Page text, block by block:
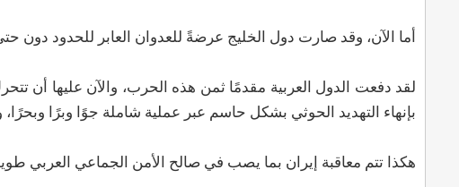
أما الآن، وقد صارت دول الخليج عرضةً للعدوان العابر للحدود
لقد دفعت الدول العربية مقدمًا ثمن هذه الحرب، والآن عليها أن
بإنهاء التهديد الحوثي بشكل حاسم عبر عملية شاملة جوًا وبرًا
هكذا تتم معاقبة إيران بما يصب في صالح الأمن الجماعي العربي